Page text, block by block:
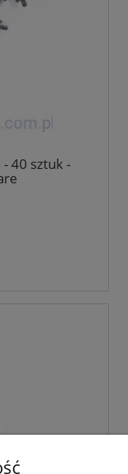
40 sztuk -